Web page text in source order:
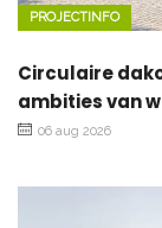
PROJECTINFO
Circulaire
ambities van
06 aug 2026